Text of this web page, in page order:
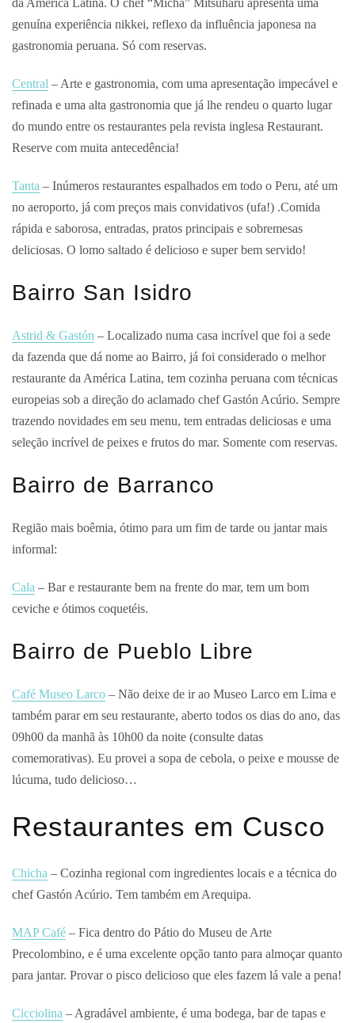
da América Latina. O chef “Micha” Mitsuharu apresenta uma
genuína experiência nikkei, reflexo da influência japonesa na
gastronomia peruana. Só com reservas.
Central – Arte e gastronomia, com uma apresentação impecável e
refinada e uma alta gastronomia que já lhe rendeu o quarto lugar
do mundo entre os restaurantes pela revista inglesa Restaurant.
Reserve com muita antecedência!
Tanta – Inúmeros restaurantes espalhados em todo o Peru, até um
no aeroporto, já com preços mais convidativos (ufa!) .Comida
rápida e saborosa, entradas, pratos principais e sobremesas
deliciosas. O lomo saltado é delicioso e super bem servido!
Bairro San Isidro
Astrid & Gastón – Localizado numa casa incrível que foi a sede
da fazenda que dá nome ao Bairro, já foi considerado o melhor
restaurante da América Latina, tem cozinha peruana com técnicas
europeias sob a direção do aclamado chef Gastón Acúrio. Sempre
trazendo novidades em seu menu, tem entradas deliciosas e uma
seleção incrível de peixes e frutos do mar. Somente com reservas.
Bairro de Barranco
Região mais boêmia, ótimo para um fim de tarde ou jantar mais
informal:
Cala – Bar e restaurante bem na frente do mar, tem um bom
ceviche e ótimos coquetéis.
Bairro de Pueblo Libre
Café Museo Larco – Não deixe de ir ao Museo Larco em Lima e
também parar em seu restaurante, aberto todos os dias do ano, das
09h00 da manhã às 10h00 da noite (consulte datas
comemorativas). Eu provei a sopa de cebola, o peixe e mousse de
lúcuma, tudo delicioso…
Restaurantes em Cusco
Chicha – Cozinha regional com ingredientes locais e a técnica do
chef Gastón Acúrio. Tem também em Arequipa.
MAP Café – Fica dentro do Pátio do Museu de Arte
Precolombino, e é uma excelente opção tanto para almoçar quanto
para jantar. Provar o pisco delicioso que eles fazem lá vale a pena!
Cicciolina – Agradável ambiente, é uma bodega, bar de tapas e